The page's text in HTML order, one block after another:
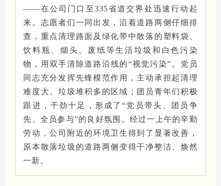
——在公司门口至335省道交界处迅速行动起
来。志愿者们一同出发，沿着道路两侧仔细排
查，重点清理路面及绿化带中散落的塑料袋、
饮料瓶、烟头、废纸等生活垃圾和白色污染
物，用双手清除道路沿线的“视觉污染”。党员
同志充分发挥先锋模范作用，主动承担起清理
难度大、垃圾堆积多的区域；团员青年们积极
跟进，干劲十足，形成了“党员带头、团员争
先、全员参与”的良好氛围。经过一上午的辛勤
劳动，公司附近的环境卫生得到了显著改善，
原本散落垃圾的道路两侧变得干净整洁、焕然
一新。